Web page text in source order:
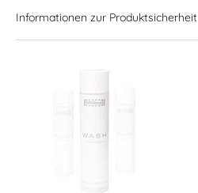
Informationen zur Produktsicherheit